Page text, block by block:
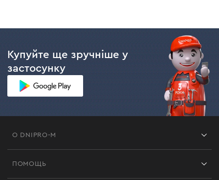
Купуйте ще зручніше у
застосунку
О DNIPRO-M
ПОМОЩЬ